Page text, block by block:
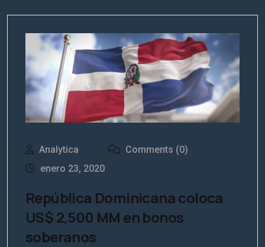
Analytica
Comments (0)
enero 23, 2020
República Dominicana coloca
US$ 2,500 MM en bonos
soberanos